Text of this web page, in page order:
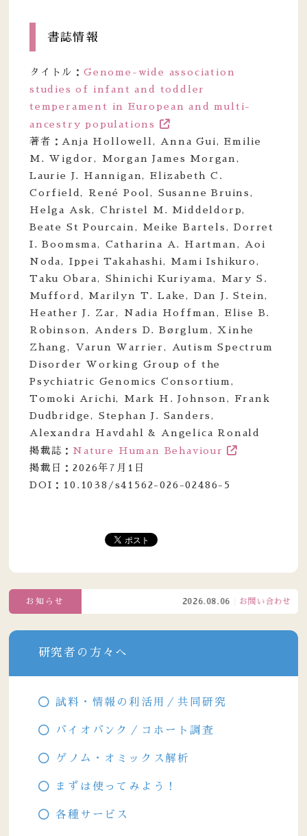
書誌情報
タイトル： Genome-wide association
studies of infant and toddler
temperament in European and multi-
ancestry populations
著者：Anja Hollowell, Anna Gui, Emilie
M. Wigdor, Morgan James Morgan,
Laurie J. Hannigan, Elizabeth C.
Corfield, René Pool, Susanne Bruins,
Helga Ask, Christel M. Middeldorp,
Beate St Pourcain, Meike Bartels, Dorret
I. Boomsma, Catharina A. Hartman, Aoi
Noda, Ippei Takahashi, Mami Ishikuro,
Taku Obara, Shinichi Kuriyama, Mary S.
Mufford, Marilyn T. Lake, Dan J. Stein,
Heather J. Zar, Nadia Hoffman, Elise B.
Robinson, Anders D. Børglum, Xinhe
Zhang, Varun Warrier, Autism Spectrum
Disorder Working Group of the
Psychiatric Genomics Consortium,
Tomoki Arichi, Mark H. Johnson, Frank
Dudbridge, Stephan J. Sanders,
Alexandra Havdahl & Angelica Ronald
掲載誌： Nature Human Behaviour
掲載日：2026年7月1日
DOI：10.1038/s41562-026-02486-5
お知らせ 2026.08.06 お問い合わせ窓
研究者の方々へ
試料・情報の利活用／共同研究
バイオバンク／コホート調査
ゲノム・オミックス解析
まずは使ってみよう！
各種サービス